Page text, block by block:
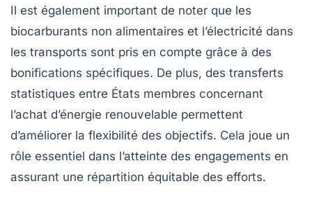
Il est également important de noter que les
biocarburants non alimentaires et l’électricité dans
les transports sont pris en compte grâce à des
bonifications spécifiques. De plus, des transferts
statistiques entre États membres concernant
l’achat d’énergie renouvelable permettent
d’améliorer la flexibilité des objectifs. Cela joue un
rôle essentiel dans l’atteinte des engagements en
assurant une répartition équitable des efforts.